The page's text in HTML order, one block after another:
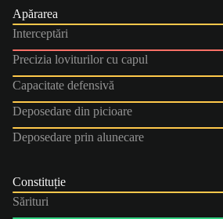
Apărarea
Interceptări
Precizia loviturilor cu capul
Capacitate defensivă
Deposedare din picioare
Deposedare prin alunecare
Constituție
Sărituri